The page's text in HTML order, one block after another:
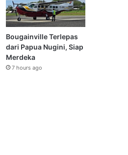
Bougainville Terlepas
dari Papua Nugini, Siap
Merdeka
7 hours ago